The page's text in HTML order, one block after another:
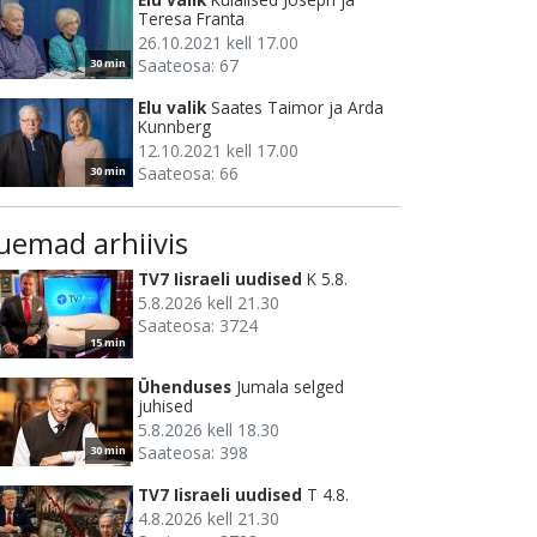
30 min
Teresa Franta
26.10.2021 kell 17.00
Saateosa: 67
30 min
Elu valik Saates Taimor ja Arda
Kunnberg
12.10.2021 kell 17.00
Saateosa: 66
arhiivis
15 min
TV7 Iisraeli uudised K 5.8.
5.8.2026 kell 21.30
Saateosa: 3724
30 min
Ühenduses Jumala selged
juhised
5.8.2026 kell 18.30
Saateosa: 398
TV7 Iisraeli uudised T 4.8.
4.8.2026 kell 21.30